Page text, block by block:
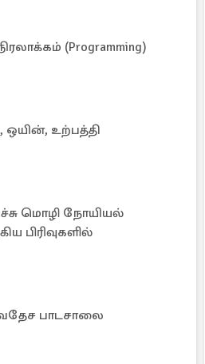
(Programming)
உற்பத்தி
மொழி நோயியல்
பிரிவுகளில்
பாடசாலை